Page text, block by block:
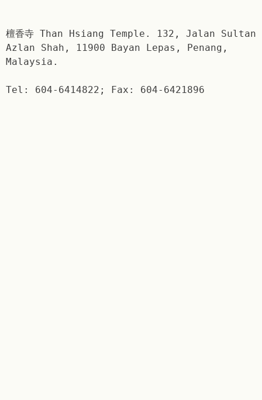
檀香寺 Than Hsiang Temple. 132, Jalan Sultan
Azlan Shah, 11900 Bayan Lepas, Penang,
Malaysia.
Tel: 604-6414822; Fax: 604-6421896